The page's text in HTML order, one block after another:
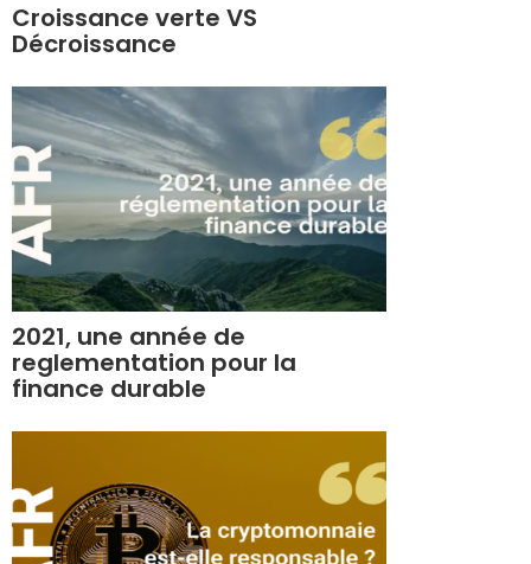
Croissance verte VS
Décroissance
2021, une année de
reglementation pour la
finance durable